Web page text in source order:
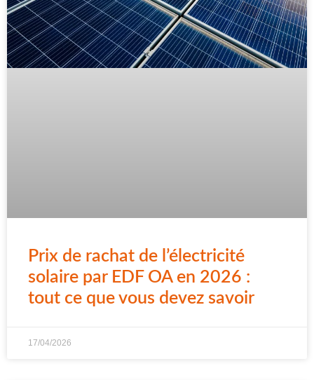
Prix de rachat de l’électricité
solaire par EDF OA en 2026 :
tout ce que vous devez savoir
17/04/2026